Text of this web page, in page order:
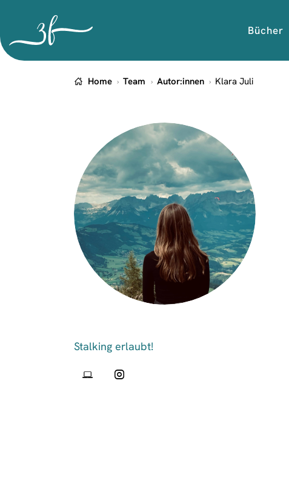
Bücher
Home Team Autor:innen Klara Juli